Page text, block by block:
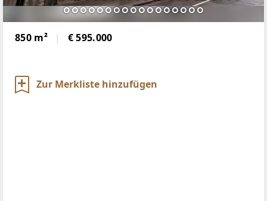
850 m² € 595.000
Zur Merkliste hinzufügen